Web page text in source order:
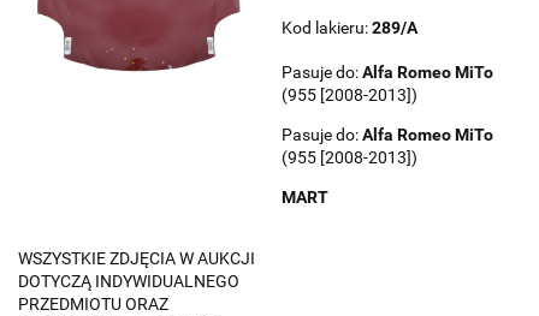
Kod lakieru:289/A
Pasuje do:Alfa RomeoMiTo
(955 [2008-2013])
Pasuje do:Alfa RomeoMiTo
(955 [2008-2013])
MART
WSZYSTKIE ZDJĘCIA W AUKCJI
DOTYCZĄ INDYWIDUALNEGO
PRZEDMIOTU ORAZ